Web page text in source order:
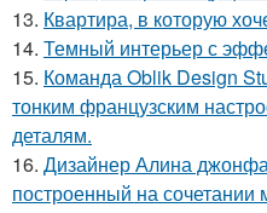
13. Квартира, в которую
14. Темный интерьер с
15. Команда Oblik Design
тонким французским
деталям.
16. Дизайнер Алина
построенный на